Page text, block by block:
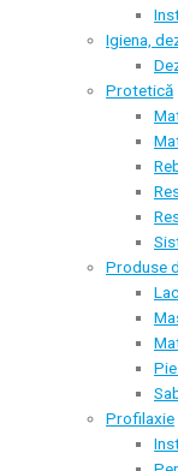
Igiena,
Protetică
Produse
Profilaxie